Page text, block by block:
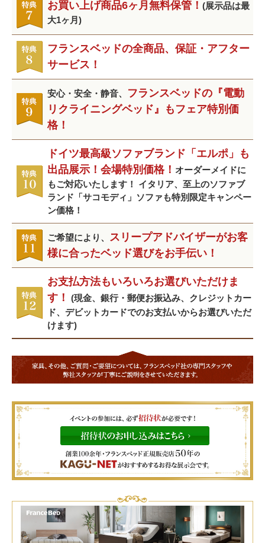
お買い上げ商品6ヶ月無料保管！ (展示品は最
大1ヶ月)
フランスベッドの全商品、保証・アフター
サービス！
安心・安全・静音、
フランスベッドの『電動
リクライニングベッド』もフェア特別価
格！
ドイツ最高級ソファブランド「エルポ」も
出品展示！会場特別価格！ オーダーメイドに
もご対応いたします！ イタリア、至上のソファブ
ランド「サコモディ」ソファも特別限定キャンペー
ン価格！
ご希望により、
スリープアドバイザーがお客
様に合ったベッド選びをお手伝い！
お支払方法もいろいろお選びいただけま
す！
(現金、銀行・郵便お振込み、クレジットカー
ド、デビットカードでのお支払いからお選びいただ
けます)